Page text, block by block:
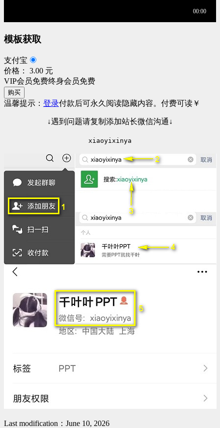
模板获取
支付宝
价格： 3.00 元
VIP会员免费终身会员免费
购买
温馨提示： 登录付款后可永久阅读隐藏内容。 付费可读 ￥
↓遇到问题请复制添加站长微信沟通↓
xiaoyixinya
Last modification：June 10, 2026